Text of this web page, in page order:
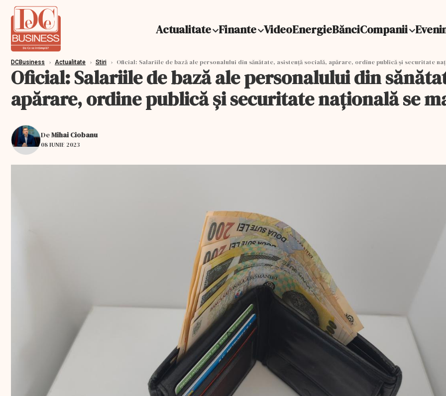
Actualitate Finante VideoEnergieBănciCompanii
DCBusiness › Actualitate › Stiri › Oficial: Salariile de bază ale personalului din sănătate, asistență socială, apărare, ordine publică și securitate
Oficial: Salariile de bază ale personalului din
apărare, ordine publică și securitate națională se
DeMihai Ciobanu
08 IUNIE 2023